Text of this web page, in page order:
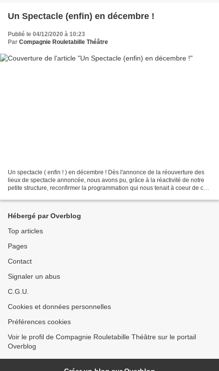
Un Spectacle (enfin) en décembre !
Publié le 04/12/2020 à 10:23
Par Compagnie Rouletabille Théâtre
Un spectacle ( enfin ! ) en décembre ! Dès l'annonce de la réouverture des
lieux de spectacle annoncée, nous avons pu, grâce à la réactivité de notre
petite structure, reconfirmer la programmation qui nous tenait à coeur de ce
Hébergé par Overblog
Top articles
Pages
Contact
Signaler un abus
C.G.U.
Cookies et données personnelles
Préférences cookies
Voir le profil de Compagnie Rouletabille Théâtre sur le portail
Overblog